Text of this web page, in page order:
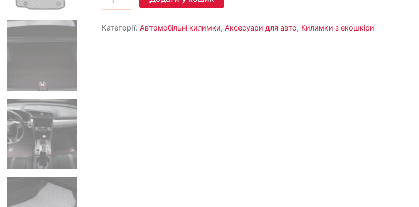
Категорії: Автомобільні килимки, Аксесуари для авто, Килимки з екошкіри